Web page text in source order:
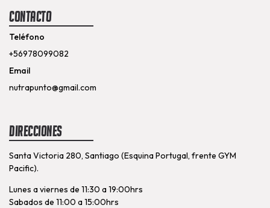
Contacto
Teléfono
+56978099082
Email
nutrapunto@gmail.com
Direcciones
Santa Victoria 280, Santiago (Esquina Portugal, frente GYM
Pacific).
Lunes a viernes de 11:30 a 19:00hrs
Sabados de 11:00 a 15:00hrs